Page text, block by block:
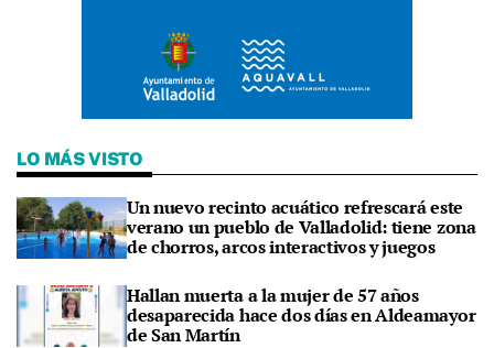
LO MÁS VISTO
Un nuevo recinto acuático refrescará este
verano un pueblo de Valladolid: tiene zona
de chorros, arcos interactivos y juegos
Hallan muerta a la mujer de 57 años
desaparecida hace dos días en Aldeamayor
de San Martín